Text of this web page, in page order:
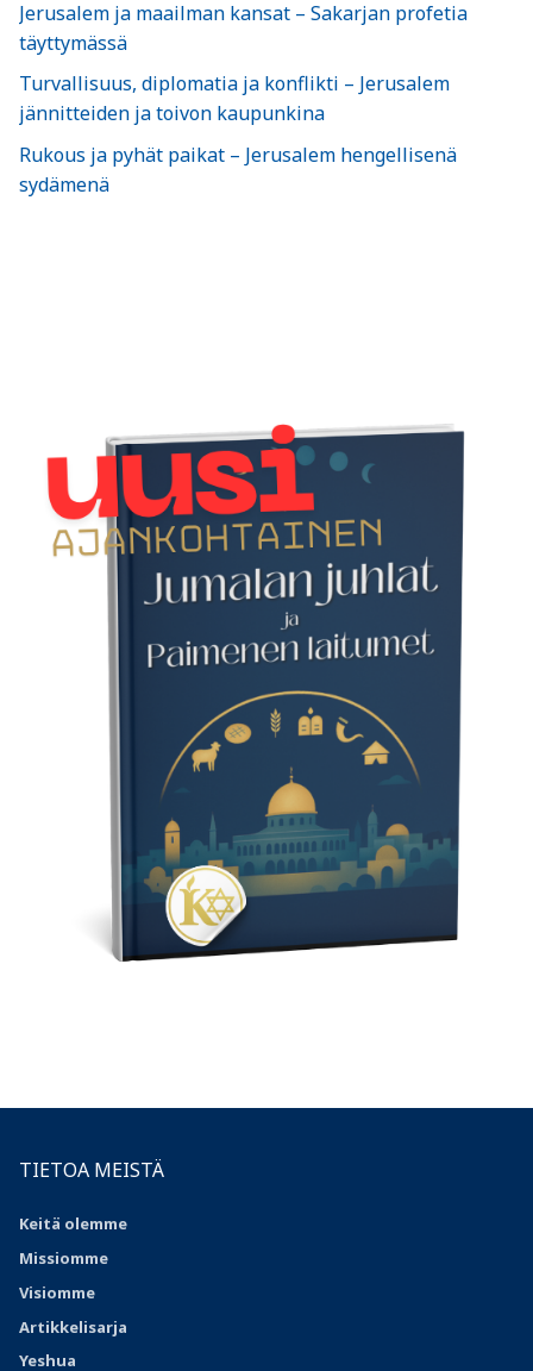
Jerusalem ja maailman kansat – Sakarjan profetia
täyttymässä
Turvallisuus, diplomatia ja konflikti – Jerusalem
jännitteiden ja toivon kaupunkina
Rukous ja pyhät paikat – Jerusalem hengellisenä
sydämenä
TIETOA MEISTÄ
Keitä olemme
Missiomme
Visiomme
Artikkelisarja
Yeshua